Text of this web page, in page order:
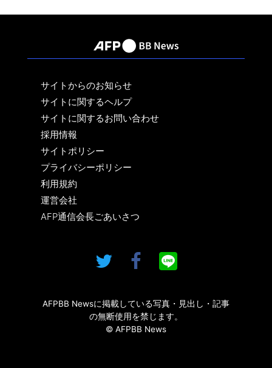
サイトからのお知らせ
サイトに関するヘルプ
サイトに関するお問い合わせ
採用情報
サイトポリシー
プライバシーポリシー
利用規約
運営会社
AFP通信会長ごあいさつ
AFPBB Newsに掲載している写真・見出し・記事
の無断使用を禁じます。
© AFPBB News